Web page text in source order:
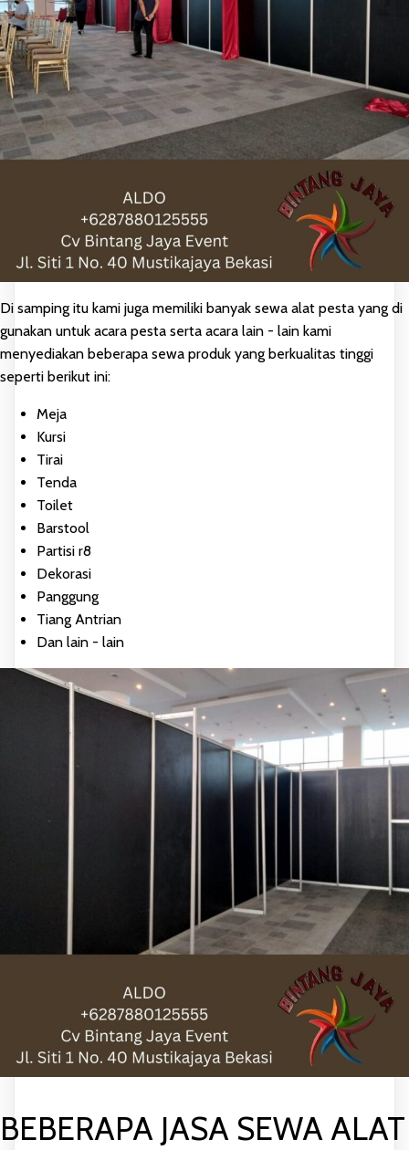
Di samping itu kami juga memiliki banyak sewa alat pesta yang di
gunakan untuk acara pesta serta acara lain - lain kami
menyediakan beberapa sewa produk yang berkualitas tinggi
seperti berikut ini:
Meja
Kursi
Tirai
Tenda
Toilet
Barstool
Partisi r8
Dekorasi
Panggung
Tiang Antrian
Dan lain - lain
BEBERAPA JASA SEWA ALAT